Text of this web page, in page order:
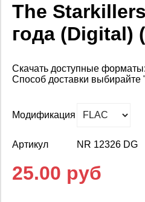
The
года (Digital)
Скачать доступные
Способ доставки
Модификация
Артикул NR 12326 DG
25.00 руб